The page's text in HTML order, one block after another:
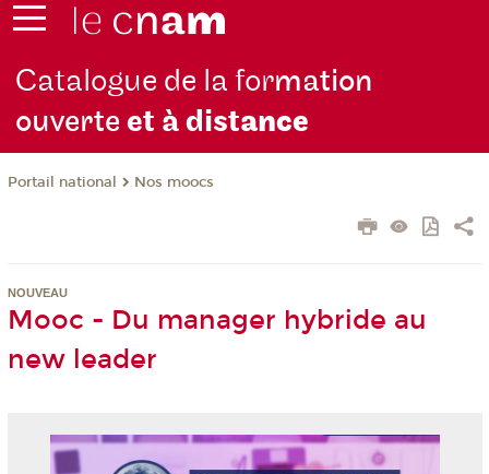
Catalogue de la formation
ouverteet à distance
Portail national Nos moocs
NOUVEAU
Mooc - Du manager hybride au
new leader